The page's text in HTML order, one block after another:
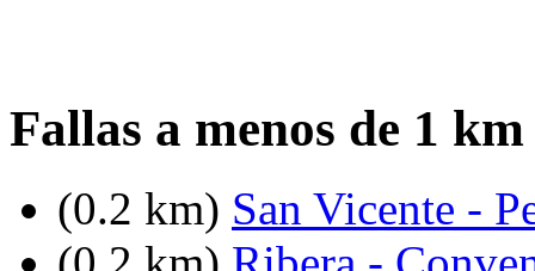
Fallas a menos de 1
(0.2 km) San Vicente -